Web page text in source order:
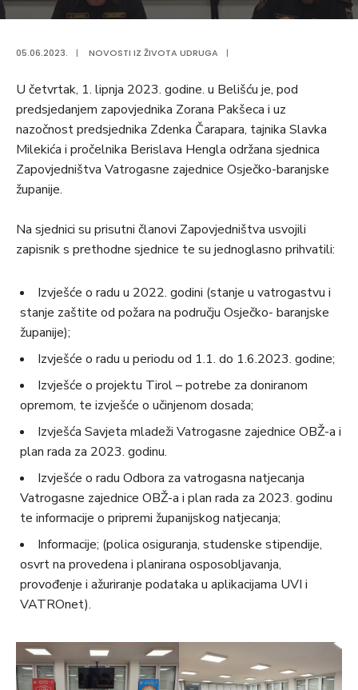
05.06.2023. | NOVOSTI IZ ŽIVOTA UDRUGA |
U četvrtak, 1. lipnja 2023. godine. u Belišću je, pod
predsjedanjem zapovjednika Zorana Pakšeca i uz
nazočnost predsjednika Zdenka Čarapara, tajnika Slavka
Milekića i pročelnika Berislava Hengla održana sjednica
Zapovjedništva Vatrogasne zajednice Osječko-baranjske
županije.
Na sjednici su prisutni članovi Zapovjedništva usvojili
zapisnik s prethodne sjednice te su jednoglasno prihvatili:
Izvješće o radu u 2022. godini (stanje u vatrogastvu i
stanje zaštite od požara na području Osječko- baranjske
županije);
Izvješće o radu u periodu od 1.1. do 1.6.2023. godine;
Izvješće o projektu Tirol – potrebe za doniranom
opremom, te izvješće o učinjenom dosada;
Izvješća Savjeta mladeži Vatrogasne zajednice OBŽ-a i
plan rada za 2023. godinu.
Izvješće o radu Odbora za vatrogasna natjecanja
Vatrogasne zajednice OBŽ-a i plan rada za 2023. godinu
te informacije o pripremi županijskog natjecanja;
Informacije; (polica osiguranja, studenske stipendije,
osvrt na provedena i planirana osposobljavanja,
provođenje i ažuriranje podataka u aplikacijama UVI i
VATROnet).